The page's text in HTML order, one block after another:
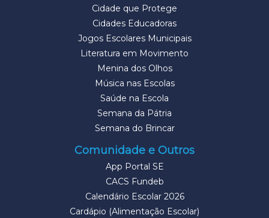
Cidade que Protege
Cidades Educadoras
Jogos Escolares Municipais
Literatura em Movimento
Menina dos Olhos
Música nas Escolas
Saúde na Escola
Semana da Pátria
Semana do Brincar
Comunidade e Outros
App Portal SE
CACS Fundeb
Calendário Escolar 2026
Cardápio (Alimentação Escolar)